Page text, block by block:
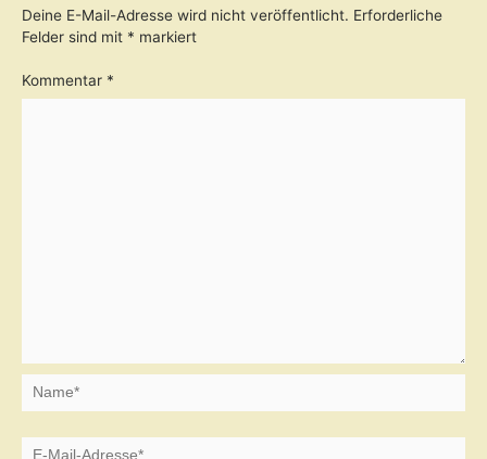
Deine E-Mail-Adresse wird nicht veröffentlicht. Erforderliche
Felder sind mit * markiert
Kommentar *
Name*
E-